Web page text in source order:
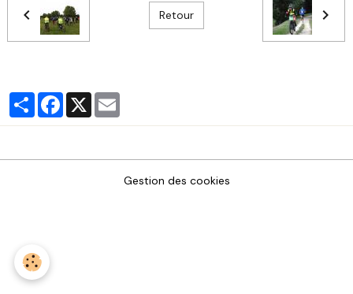
Retour
PartagerFacebook
X
Gestion des cookies